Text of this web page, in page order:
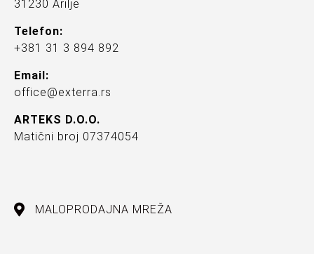
31230 Arilje
Telefon:
+381 31 3 894 892
Email:
office@exterra.rs
ARTEKS D.O.O.
Matični broj 07374054
MALOPRODAJNA MREŽA